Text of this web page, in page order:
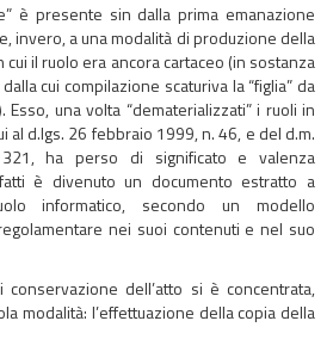
è presente sin dalla prima emanazione
invero, a una modalità di produzione della
il ruolo era ancora cartaceo (in sostanza
cui compilazione scaturiva la “figlia” da
una volta “dematerializzati” i ruoli in
al d.lgs. 26 febbraio 1999, n. 46, e del d.m.
ha perso di significato e valenza
è divenuto un documento estratto a
informatico, secondo un modello
nei suoi contenuti e nel suo
conservazione dell’atto si è concentrata,
modalità: l’effettuazione della copia della